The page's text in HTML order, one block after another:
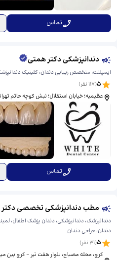
تماس
دندانپزشکی دکتر همتی
ایمپلنت، متخصص زیبایی دندان، کلینیک
5
(
117 نفر)
عظیمیه؛ خیابان استقلال؛ نبش کوچه حاتم
تماس
مطب دندانپزشکی تخصصی دکتر
دندانپزشک، دندانپزشکی، دندان پزشک اطفال،
دندان، جراحی دندان
5
(
31نفر)
کرج، محله مصباح، بلوار هفت